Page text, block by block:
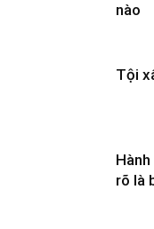
nào
Tội
rõ là